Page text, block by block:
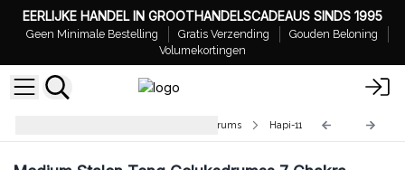
EERLIJKE HANDEL IN GROOTHANDELSCADEAUS SINDS 1995
Geen Minimale Bestelling Gratis Verzending
Gouden Beloning
Volumekortingen
Groothandel Stalen Tong Geluksdrums Hapi-11